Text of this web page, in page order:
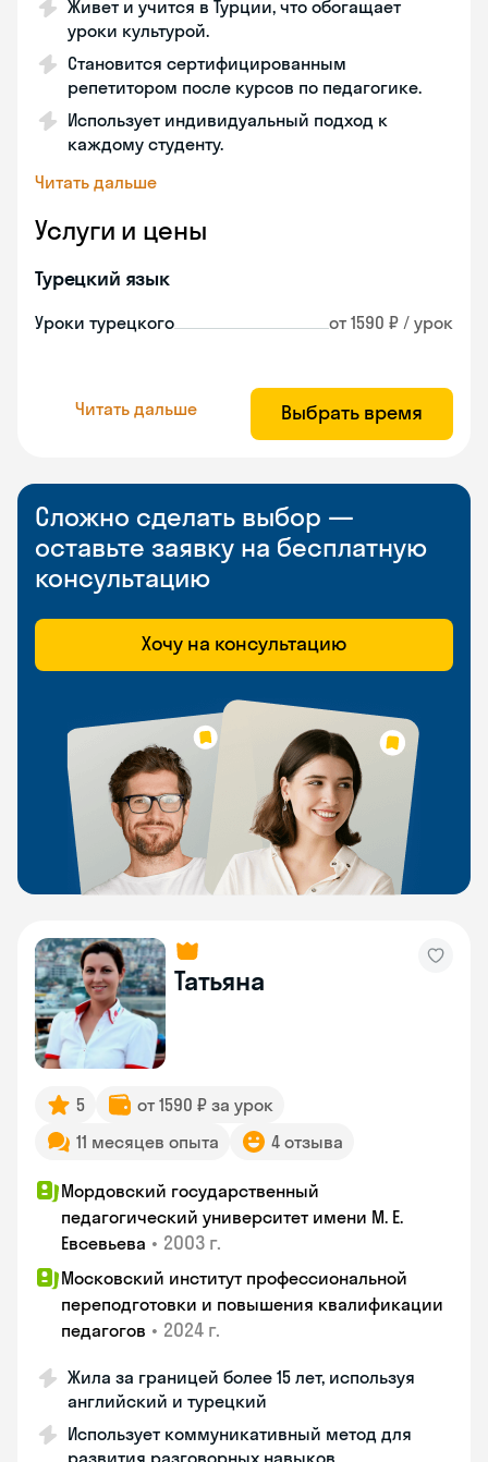
Живет и учится в Турции, что обогащает
уроки культурой.
Становится сертифицированным
репетитором после курсов по педагогике.
Использует индивидуальный подход к
каждому студенту.
Читать дальше
Услуги и цены
Турецкий язык
Уроки турецкого от 1590 ₽ / урок
Читать дальше Выбрать время
Сложно сделать выбор —
оставьте заявку на бесплатную
консультацию
Хочу на консультацию
Татьяна
5
от 1590 ₽ за урок
11 месяцев опыта
4 отзыва
Мордовский государственный
педагогический университет имени М. Е.
Евсевьева • 2003 г.
Московский институт профессиональной
переподготовки и повышения квалификации
педагогов • 2024 г.
Жила за границей более 15 лет, используя
английский и турецкий
Использует коммуникативный метод для
развития разговорных навыков